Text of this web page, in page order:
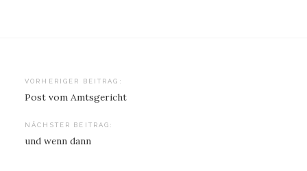
Beitragsnavigation
VORHERIGER BEITRAG:
Post vom Amtsgericht
NÄCHSTER BEITRAG:
und wenn dann